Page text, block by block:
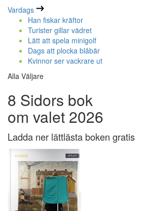
Vardags
Han fiskar kräftor
Turister gillar vädret
Lätt att spela minigolf
Dags att plocka blåbär
Kvinnor ser vackrare ut
Alla Väljare
8 Sidors bok
om valet 2026
Ladda ner lättlästa boken gratis